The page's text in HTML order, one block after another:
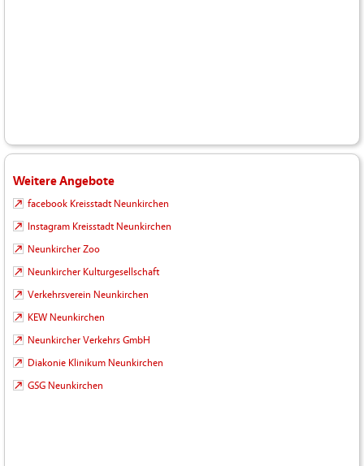
Weitere Angebote
facebook Kreisstadt Neunkirchen
Instagram Kreisstadt Neunkirchen
Neunkircher Zoo
Neunkircher Kulturgesellschaft
Verkehrsverein Neunkirchen
KEW Neunkirchen
Neunkircher Verkehrs GmbH
Diakonie Klinikum Neunkirchen
GSG Neunkirchen